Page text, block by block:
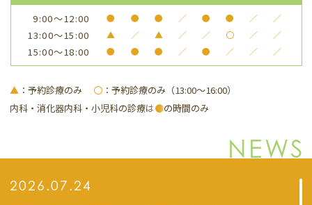
9:00～12:00 ● ● ● ／ ● ● ／ ／
13:00～15:00 ▲ ／ ▲ ／ ／ 〇 ／ ／
15:00～18:00 ● ● ● ／ ● ／ ／ ／
▲ ：予約診療のみ 〇 ：予約診療のみ（13:00～16:00）
内科・消化器内科・小児科の診療は●の時間のみ
NEWS
2026.07.24